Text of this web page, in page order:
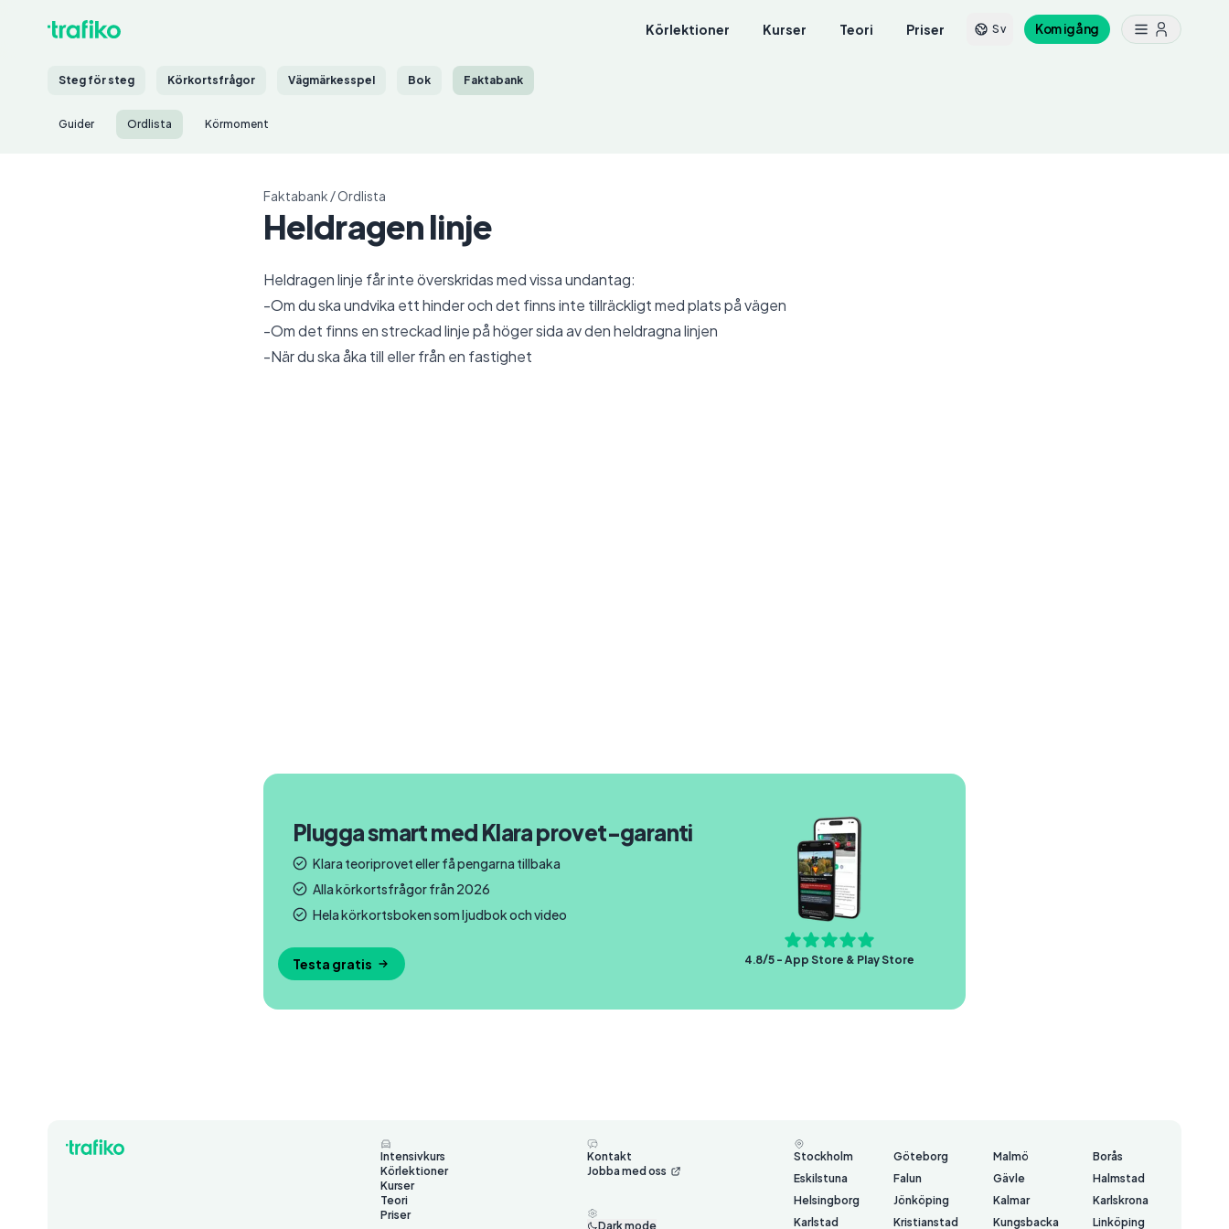
Körlektioner Kurser Teori Priser Sv Kom igång
Steg för steg Körkortsfrågor Vägmärkesspel Bok Faktabank
Guider Ordlista Körmoment
Faktabank /Ordlista
Heldragen linje
Heldragen linje får inte överskridas med vissa undantag:
-Om du ska undvika ett hinder och det finns inte tillräckligt med plats på vägen
-Om det finns en streckad linje på höger sida av den heldragna linjen
-När du ska åka till eller från en fastighet
Plugga smart med Klara provet-garanti
Klara teoriprovet eller få pengarna tillbaka
Alla körkortsfrågor från 2026
Hela körkortsboken som ljudbok och video
Testa gratis 4.8/5 - App Store & Play Store
Intensivkurs
Körlektioner
Kurser
Teori
Priser
Kontakt
Jobba med oss
Dark mode
Stockholm Göteborg Malmö
Borås
Eskilstuna
Falun Gävle
Halmstad
Helsingborg
Jönköping Kalmar
Karlskrona
Karlstad
Kristianstad Kungsbacka Linköping